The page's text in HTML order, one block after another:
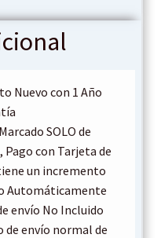
Nuevo con 1 Año
SOLO de
Pago con Tarjeta de
un incremento
Automáticamente
envío No Incluido
de envío normal de